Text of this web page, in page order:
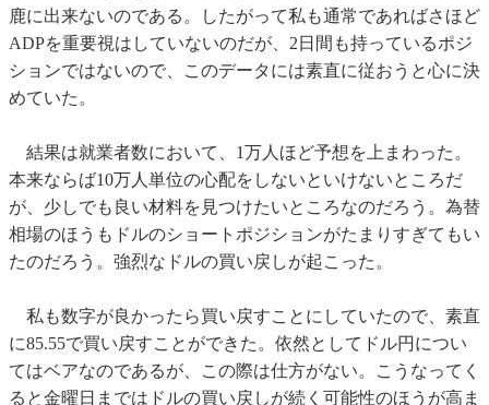
鹿に出来ないのである。したがって私も通常であればさほど
ADPを重要視はしていないのだが、2日間も持っているポジ
ションではないので、このデータには素直に従おうと心に決
めていた。
結果は就業者数において、1万人ほど予想を上まわった。
本来ならば10万人単位の心配をしないといけないところだ
が、少しでも良い材料を見つけたいところなのだろう。為替
相場のほうもドルのショートポジションがたまりすぎてもい
たのだろう。強烈なドルの買い戻しが起こった。
私も数字が良かったら買い戻すことにしていたので、素直
に85.55で買い戻すことができた。依然としてドル円につい
てはベアなのであるが、この際は仕方がない。こうなってく
ると金曜日まではドルの買い戻しが続く可能性のほうが高ま